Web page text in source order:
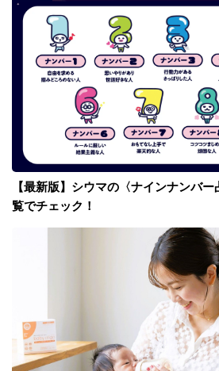
【最新版】シウマの〈ナインナンバ
覧でチェック！